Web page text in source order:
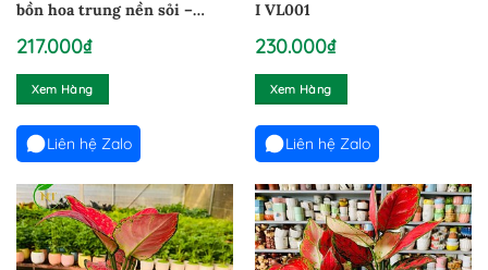
bồn hoa trung nền sỏi –
217.000₫
Xem Hàng
Liên hệ Zalo
I VL001
230.000₫
Xem Hàng
Liên hệ Zalo